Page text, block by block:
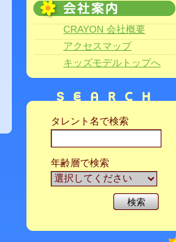
CRAYON 会社概要
アクセスマップ
キッズモデルトップへ
タレント名で検索
年齢層で検索